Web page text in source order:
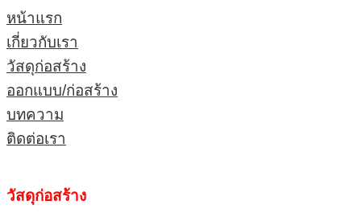
หน้าแรก
เกี่ยวกับเรา
วัสดุก่อสร้าง
ออกแบบ/ก่อสร้าง
บทความ
ติดต่อเรา
วัสดุก่อสร้าง